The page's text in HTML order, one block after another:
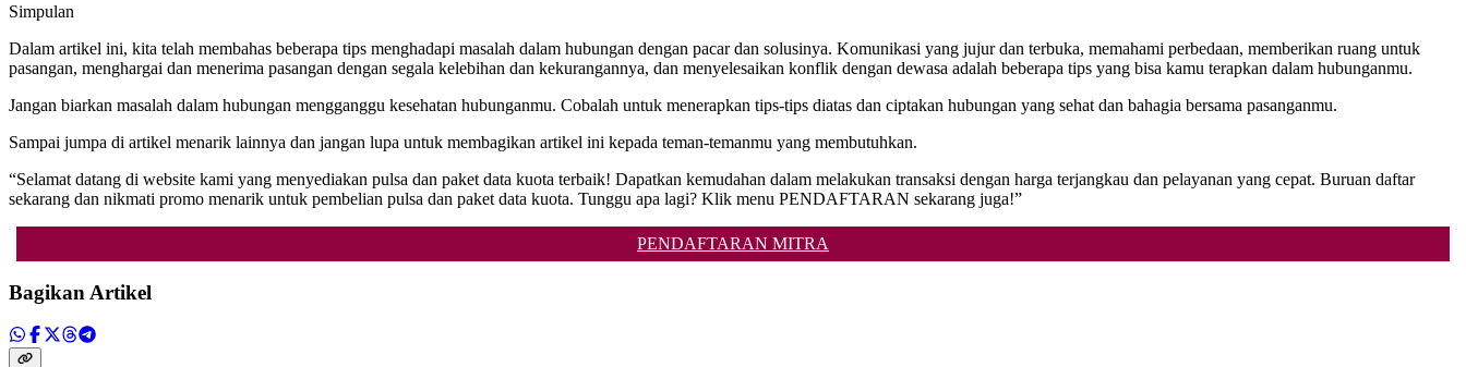
Simpulan
Dalam artikel ini, kita telah membahas beberapa tips menghadapi masalah dalam hubungan dengan pacar dan solusinya. Komunikasi yang jujur dan terbuka, memahami perbedaan, memberikan ruang untuk
pasangan, menghargai dan menerima pasangan dengan segala kelebihan dan kekurangannya, dan menyelesaikan konflik dengan dewasa adalah beberapa tips yang bisa kamu terapkan dalam hubunganmu.
Jangan biarkan masalah dalam hubungan mengganggu kesehatan hubunganmu. Cobalah untuk menerapkan tips-tips diatas dan ciptakan hubungan yang sehat dan bahagia bersama pasanganmu.
Sampai jumpa di artikel menarik lainnya dan jangan lupa untuk membagikan artikel ini kepada teman-temanmu yang membutuhkan.
“Selamat datang di website kami yang menyediakan pulsa dan paket data kuota terbaik! Dapatkan kemudahan dalam melakukan transaksi dengan harga terjangkau dan pelayanan yang cepat. Buruan daftar
sekarang dan nikmati promo menarik untuk pembelian pulsa dan paket data kuota. Tunggu apa lagi? Klik menu PENDAFTARAN sekarang juga!”
PENDAFTARAN MITRA
Bagikan Artikel